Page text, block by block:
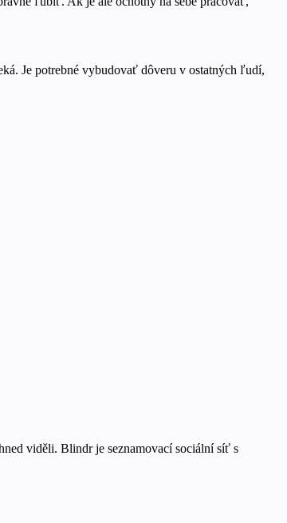
Je potrebné vybudovať dôveru v ostatných ľudí,
viděli. Blindr je seznamovací sociální síť s